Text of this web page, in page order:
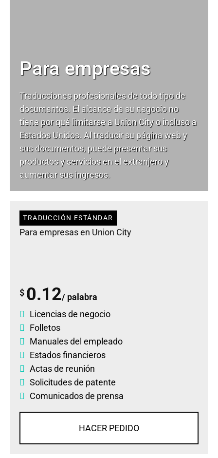
Para empresas
Traducciones profesionales de todo tipo de
documentos. El alcance de su negocio no
tiene por qué limitarse a Union City o incluso a
Estados Unidos. Al traducir su página web y
sus documentos, puede presentar sus
productos y servicios en el extranjero y
aumentar sus ingresos.
TRADUCCIÓN ESTÁNDAR
Para empresas en Union City
$ 0.12/ palabra
Licencias de negocio
Folletos
Manuales del empleado
Estados financieros
Actas de reunión
Solicitudes de patente
Comunicados de prensa
HACER PEDIDO